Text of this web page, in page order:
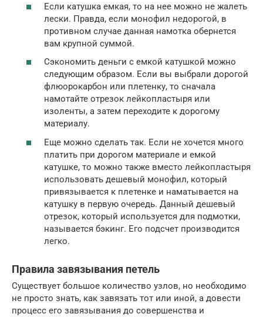
Если катушка емкая, то на нее можно не жалеть
лески. Правда, если монофил недорогой, в
противном случае данная намотка обернется
вам крупной суммой.
Сэкономить деньги с емкой катушкой можно
следующим образом. Если вы выбрали дорогой
флюорокарбон или плетенку, то сначала
намотайте отрезок лейкопластыря или
изоленты, а затем переходите к дорогому
материалу.
Еще можно сделать так. Если не хочется много
платить при дорогом материале и емкой
катушке, то можно также вместо лейкопластыря
использовать дешевый монофил, который
привязывается к плетенке и наматывается на
катушку в первую очередь. Данный дешевый
отрезок, который используется для подмотки,
называется бэкинг. Его подсчет производится
легко.
Правила завязывания петель
Существует большое количество узлов, но необходимо
не просто знать, как завязать тот или иной, а довести
процесс его завязывания до совершенства и